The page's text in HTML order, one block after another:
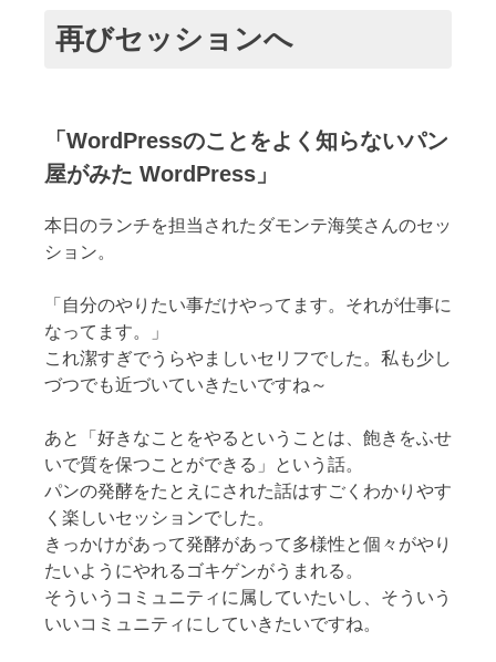
再びセッションへ
「WordPressのことをよく知らないパン
屋がみた WordPress」
本日のランチを担当されたダモンテ海笑さんのセッ
ション。
「自分のやりたい事だけやってます。それが仕事に
なってます。」
これ潔すぎでうらやましいセリフでした。私も少し
づつでも近づいていきたいですね～
あと「好きなことをやるということは、飽きをふせ
いで質を保つことができる」という話。
パンの発酵をたとえにされた話はすごくわかりやす
く楽しいセッションでした。
きっかけがあって発酵があって多様性と個々がやり
たいようにやれるゴキゲンがうまれる。
そういうコミュニティに属していたいし、そういう
いいコミュニティにしていきたいですね。